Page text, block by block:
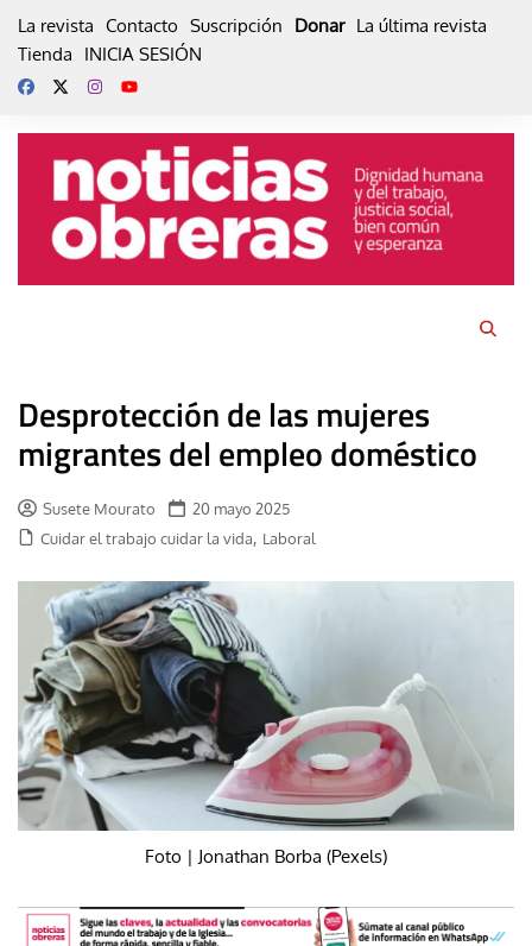
La revista Contacto Suscripción Donar La última revista
Tienda
INICIA SESIÓN
Desprotección de las mujeres
migrantes del empleo doméstico
Susete Mourato
20 mayo 2025
Cuidar el trabajo cuidar la vida, Laboral
Foto | Jonathan Borba (Pexels)